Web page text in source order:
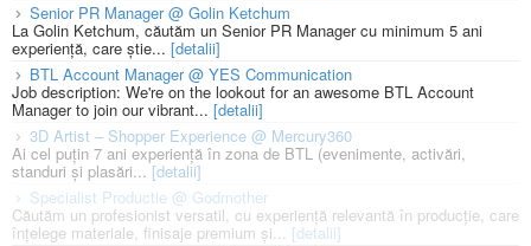
Senior PR Manager @ Golin Ketchum
La Golin Ketchum, căutăm un Senior PR Manager cu minimum 5 ani
experiență, care știe... [detalii]
BTL Account Manager @ YES Communication
Job description: We're on the lookout for an awesome BTL Account
Manager to join our vibrant... [detalii]
3D Artist – Shopper Experience @ Mercury360
Ai cel puțin 7 ani experiență în zona de BTL (evenimente, activări,
standuri și plasări... [detalii]
Specialist Productie @ Godmother
Căutăm un profesionist versatil, cu experiență relevantă în producție, care
înțelege materiale, finisaje premium și... [detalii]